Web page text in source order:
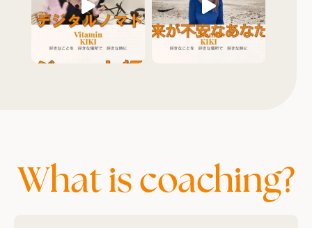
What is coaching?